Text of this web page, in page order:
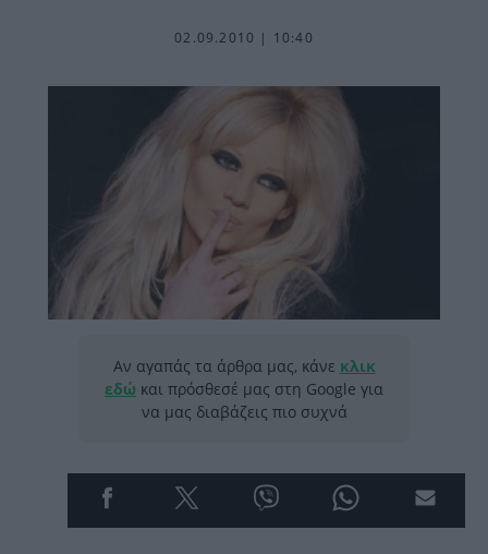
02.09.2010 | 10:40
Αν αγαπάς τα άρθρα μας, κάνε κλικ
εδώ και πρόσθεσέ μας στη Google για
να μας διαβάζεις πιο συχνά